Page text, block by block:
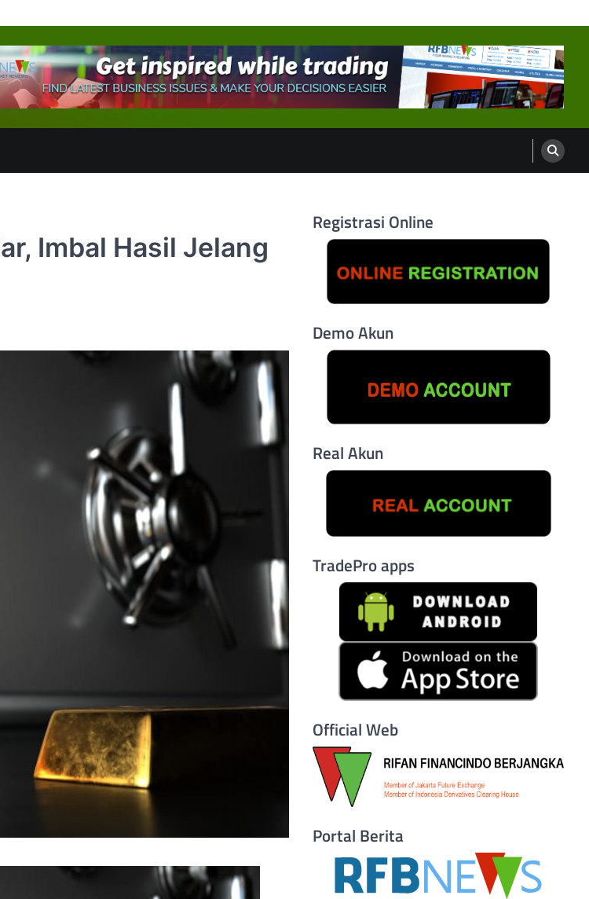
Imbal Hasil Jelang
Registrasi Online
Demo Akun
Real Akun
TradePro apps
Official Web
Portal Berita